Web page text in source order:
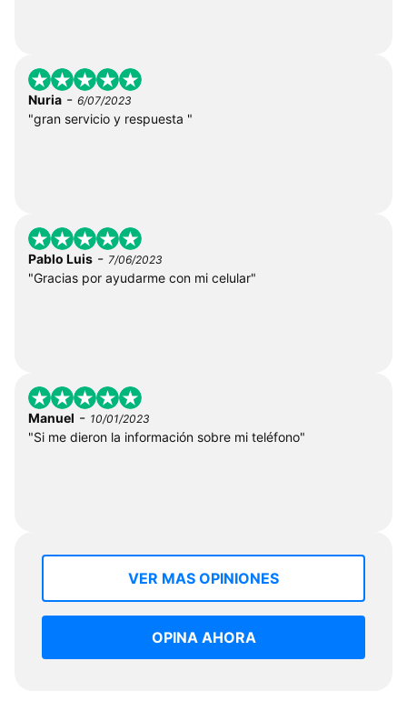
Nuria - 6/07/2023
"gran servicio y respuesta "
Pablo Luis - 7/06/2023
"Gracias por ayudarme con mi celular"
Manuel - 10/01/2023
"Si me dieron la información sobre mi teléfono"
VER MAS OPINIONES
OPINA AHORA